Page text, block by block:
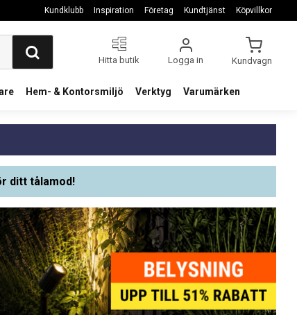
Kundklubb Inspiration Företag Kundtjänst Köpvillkor
Hitta butik Logga in Kundvagn
Hem- & Kontorsmiljö Verktyg Varumärken
ditt tålamod!